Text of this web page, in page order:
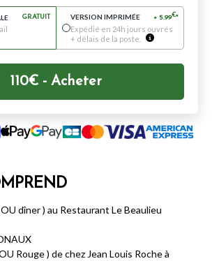
GRATUIT VERSION IMPRIMÉE + 5.99€*
Expédié en 24h jours ouvrés
+ délais de la poste.
110€ - Acheter
dîner ) au Restaurant Le Beaulieu
Rouge ) de chez Jean Louis Roche à